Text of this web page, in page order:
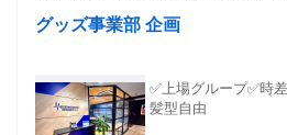
せます✨ ✧近しい業種の経験として、 幼稚園・保育園送迎ド
イト・契約社員、 パート・委託・
リアをお持ちのスタッフが活躍中❗ ◌◍┈┈┈┈┈┈┈┈┈┈┈┈┈┈┈⿻
*.· ✅長期歓迎！長く働ける職場✨ ✅フリーター歓迎！シフト
グッズ事業部 企画
✅上場グループ✅時
髪型自由